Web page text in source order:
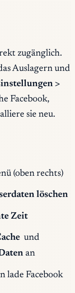
zugänglich.
Auslagern und
>
Facebook,
sie neu.
(oben rechts)
löschen
Zeit
und
an
lade Facebook